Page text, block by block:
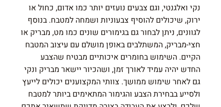
נקי ואלגנטי, וגם צבעים נועזים יותר כמו אדום, כחול או
ירוק, שיכולים להוסיף צבעוניות ושמחה למטבח. בנוסף
לגוונים, ניתן לבחור גם בגימורים שונים כמו מט, מבריק או
חצי-מבריק, המשתלבים באופן מושלם עם עיצוב המטבח
הקיים. השימוש בחומרים איכותיים מבטיח שהצבע
החדש יהיה עמיד לאורך זמן, ושהכיור יישאר מבריק ונקי
גם לאחר שימוש ממושך. צוותי המקצוענים יכולים לייעץ
ולסייע בבחירת הצבע והגימור המתאימים ביותר למטבח